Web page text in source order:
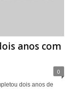
anos com
0
dois anos de